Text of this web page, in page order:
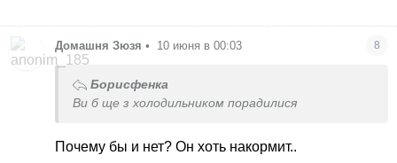
Домашня Зюзя • 10 июня в 00:03 8
Борисфенка
Ви б ще з холодильником порадилися
Почему бы и нет? Он хоть накормит..